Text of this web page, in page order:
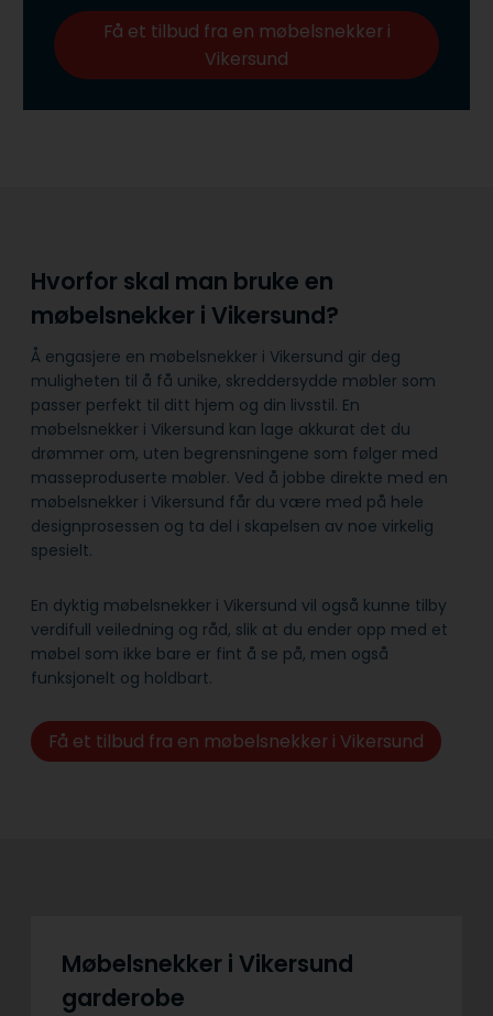
Få et tilbud fra en møbelsnekker i
Vikersund
Hvorfor skal man bruke en
møbelsnekker i Vikersund?
Å engasjere en møbelsnekker i Vikersund gir deg
muligheten til å få unike, skreddersydde møbler som
passer perfekt til ditt hjem og din livsstil. En
møbelsnekker i Vikersund kan lage akkurat det du
drømmer om, uten begrensningene som følger med
masseproduserte møbler. Ved å jobbe direkte med en
møbelsnekker i Vikersund får du være med på hele
designprosessen og ta del i skapelsen av noe virkelig
spesielt.
En dyktig møbelsnekker i Vikersund vil også kunne tilby
verdifull veiledning og råd, slik at du ender opp med et
møbel som ikke bare er fint å se på, men også
funksjonelt og holdbart.
Få et tilbud fra en møbelsnekker i Vikersund
Møbelsnekker i Vikersund
garderobe